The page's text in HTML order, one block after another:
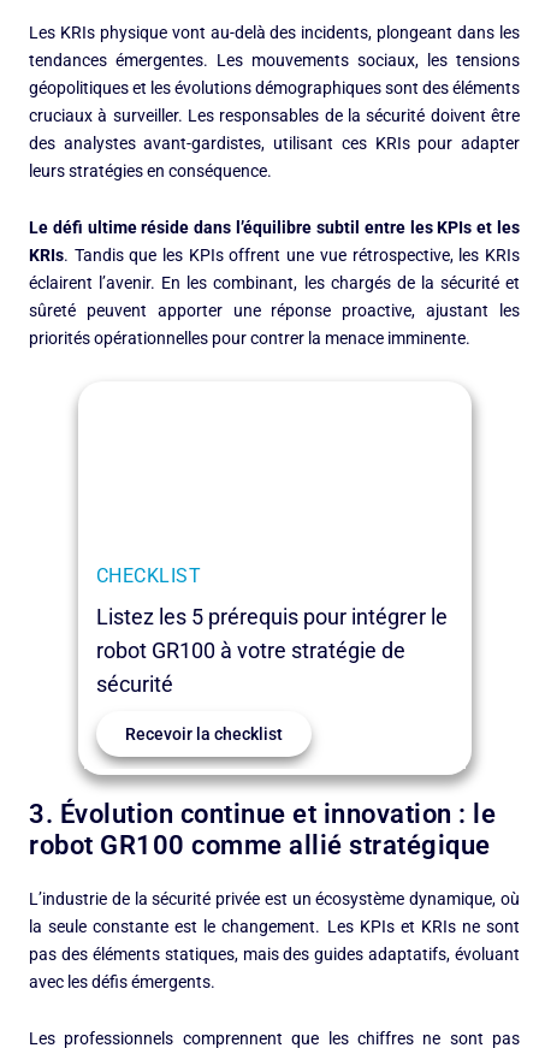
Les KRIs physique vont au-delà des incidents, plongeant dans les
tendances émergentes. Les mouvements sociaux, les tensions
géopolitiques et les évolutions démographiques sont des éléments
cruciaux à surveiller. Les responsables de la sécurité doivent être
des analystes avant-gardistes, utilisant ces KRIs pour adapter
leurs stratégies en conséquence.
Le défi ultime réside dans l’équilibre subtil entre les KPIs et les
KRIs. Tandis que les KPIs offrent une vue rétrospective, les KRIs
éclairent l’avenir. En les combinant, les chargés de la sécurité et
sûreté peuvent apporter une réponse proactive, ajustant les
priorités opérationnelles pour contrer la menace imminente.
CHECKLIST
Listez les 5 prérequis pour intégrer le
robot GR100 à votre stratégie de
sécurité
Recevoir la checklist
3. Évolution continue et innovation : le
robot GR100 comme allié stratégique
L’industrie de la sécurité privée est un écosystème dynamique, où
la seule constante est le changement. Les KPIs et KRIs ne sont
pas des éléments statiques, mais des guides adaptatifs, évoluant
avec les défis émergents.
Les professionnels comprennent que les chiffres ne sont pas